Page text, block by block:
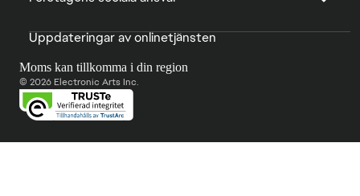
Uppdateringar av onlinetjänsten
Moms kan tillkomma i din region
© 2026 Electronic Arts Inc.